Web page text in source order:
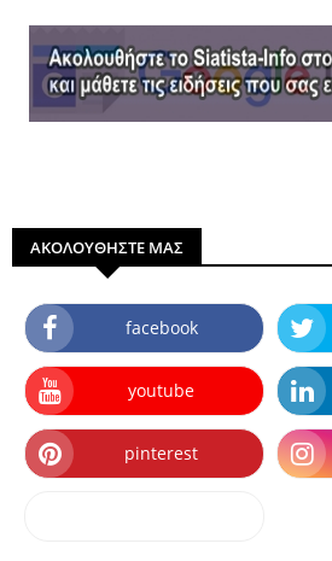
ΑΚΟΛΟΥΘΗΣΤΕ ΜΑΣ
facebook
youtube
pinterest